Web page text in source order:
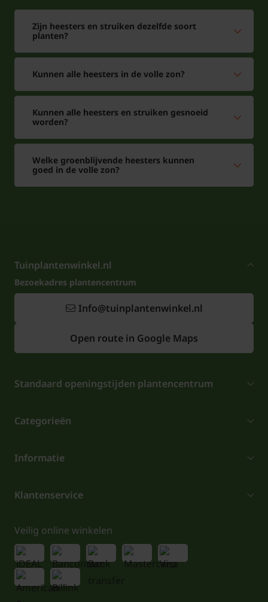
Zijn heesters en struiken dezelfde soort
planten?
Kunnen alle heesters in de volle zon?
Kunnen alle heesters en struiken gesnoeid
worden?
Welke groenblijvende heesters kunnen
goed in de volle zon?
Tuinplantenwinkel.nl
Bezoekadres plantencentrum
Info@tuinplantenwinkel.nl
Open route in Google Maps
Standaard openingstijden plantencentrum
Categorieën
Informatie
Klantenservice
Veilig online winkelen